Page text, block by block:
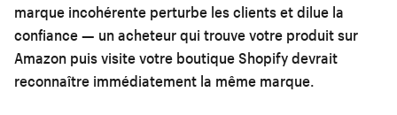
marque incohérente perturbe les clients et dilue la
confiance — un acheteur qui trouve votre produit sur
Amazon puis visite votre boutique Shopify devrait
reconnaître immédiatement la même marque.